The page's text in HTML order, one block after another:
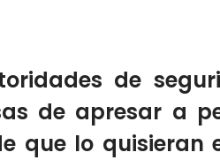
de
de apresar a
que lo quisieran